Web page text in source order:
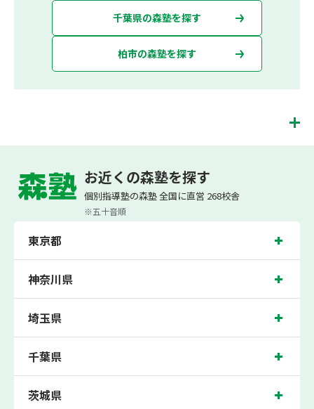
千葉県の森塾を探す
柏市の森塾を探す
数・英語・国語）[個別]とDOJO[集団]、中学生は5科目（数学・英語・国語・理
科・社会）、高校生は7科目（数学・英語・国語[古典・現代文]・理科[物理・化
学・生物・地学]・地理歴史・公民・小論文）を提供しています。
また、個別指導塾「森塾」では「成績保証制度」を提供しており、高校生の入塾後
満でご入塾の場合、受講科目が1科目で+20点以上。60点以上でご入塾の場合、そ
上がらなければ、3学期目の対象科目授業料を全額免除し、1学期間無料で指導させ
ていただきます。＊定期テストの一科目あたりの満点数が100点でない地域では、
100点満点に換算した場合の上記 記載点数相当の内容を保証させていただきます。
校、中原中学校、土中学校、東部中学校、柏第四中学校の各中学校の生徒さん、柏
を実施。
南柏近くの塾・個別指導塾。南柏駅（千葉県柏市南柏中央）周辺の小学生・中学
生・高校生の成績アップの塾・個別指導塾なら「森塾 南柏校」へ。
お近くの森塾を探す
個別指導塾の森塾 全国に直営 268校舎
※五十音順
東京都
神奈川県
埼玉県
千葉県
茨城県